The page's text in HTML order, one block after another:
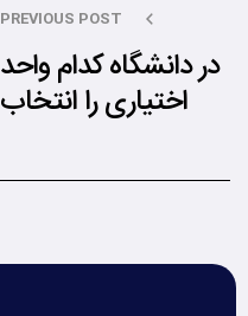
PREVIOUS POST
در دانشگاه کدام واحد
اختیاری را انتخاب